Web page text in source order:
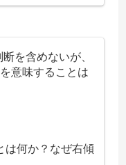
を含めないが、
意味することは
は何か？なぜ右傾